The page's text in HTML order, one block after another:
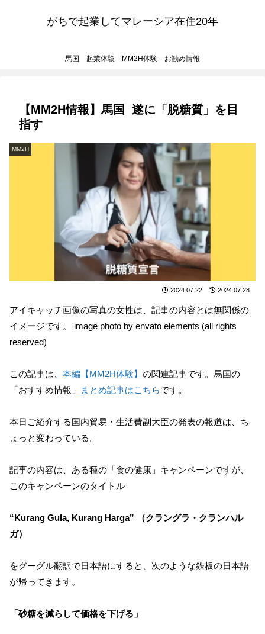
がちで起業してマレーシア在住20年
馬国 起業体験 MM2H体験 お勧め情報
【MM2H情報】馬国 遂に「脱糖質」を目
指す
MM2H
2024.07.22 2024.07.28
アイキャッチ画像の写真の女性は、記事の内容とは無関係の
イメージです。 image photo by envato elements (all rights
reserved)
この記事は、 本編【MM2H体験】 の関連記事です。馬国の
「おすすめ情報」
まとめ記事はこちらです。
本日ご紹介する国内貿易・生活費副大臣の発表の報道は、ち
ょっと変わっている。
記事の内容は、ある種の「食の健康」キャンペーンですが、
このキャンペーンのタイトル
“Kurang Gula, Kurang Harga” （クラングラ・クランハル
ガ）
をグーグル翻訳で日本語にすると、次のような鉄板の日本語
が帰ってきます。
「砂糖を減らして価格を下げる」